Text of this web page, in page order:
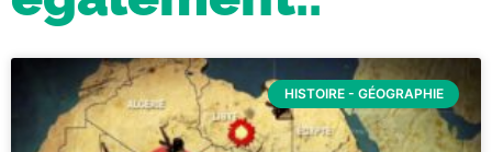
HISTOIRE - GÉOGRAPHIE